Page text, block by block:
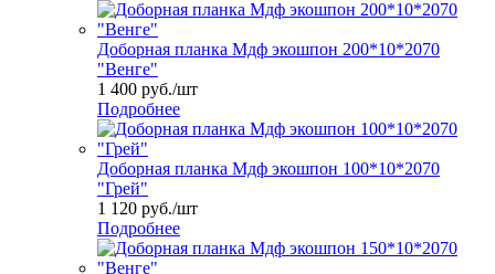
Доборная планка Мдф экошпон 200*10*2070
"Венге"
1 400 руб./шт
Подробнее
Доборная планка Мдф экошпон 100*10*2070
"Грей"
1 120 руб./шт
Подробнее